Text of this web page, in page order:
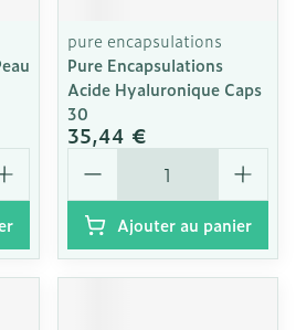
pure encapsulations
Pure Encapsulations
Acide Hyaluronique Caps
30
35,44 €
Quantité
Ajouter au panier